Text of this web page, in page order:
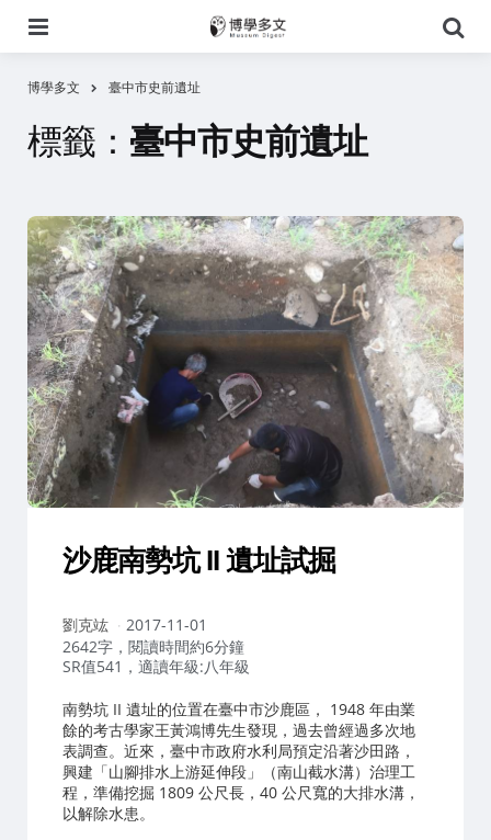
尋
博學多文 臺中市史前遺址
標籤： 臺中市史前遺址
沙鹿南勢坑 II 遺址試掘
作
者：
劉克竑
2017-11-01
2642字，閱讀時間約6分鐘
SR值541，適讀年級:八年級
南勢坑 II 遺址的位置在臺中市沙鹿區， 1948 年由業
餘的考古學家王黃鴻博先生發現，過去曾經過多次地
表調查。近來，臺中市政府水利局預定沿著沙田路，
興建「山腳排水上游延伸段」（南山截水溝）治理工
程，準備挖掘 1809 公尺長，40 公尺寬的大排水溝，
以解除水患。